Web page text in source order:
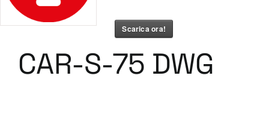
Scarica ora!
CAR-S-75 DWG